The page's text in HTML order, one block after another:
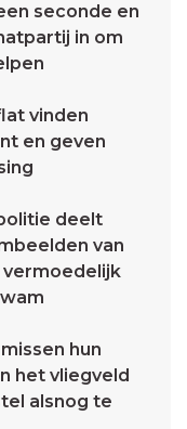
seconde en
in om
vinden
en geven
deelt
van
vermoedelijk
hun
het vliegveld
alsnog te